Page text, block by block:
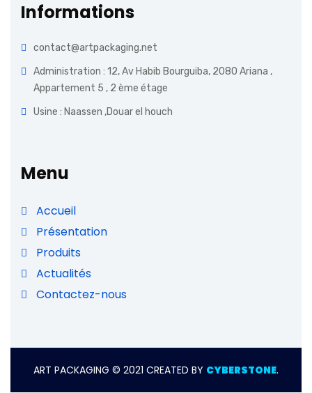
Informations
contact@artpackaging.net
Administration : 12, Av Habib Bourguiba, 2080 Ariana ,
Appartement 5 , 2 ème étage
Usine : Naassen ,Douar el houch
Menu
Accueil
Présentation
Produits
Actualités
Contactez-nous
ART PACKAGING © 2021 CREATED BY CYBERSTONE.